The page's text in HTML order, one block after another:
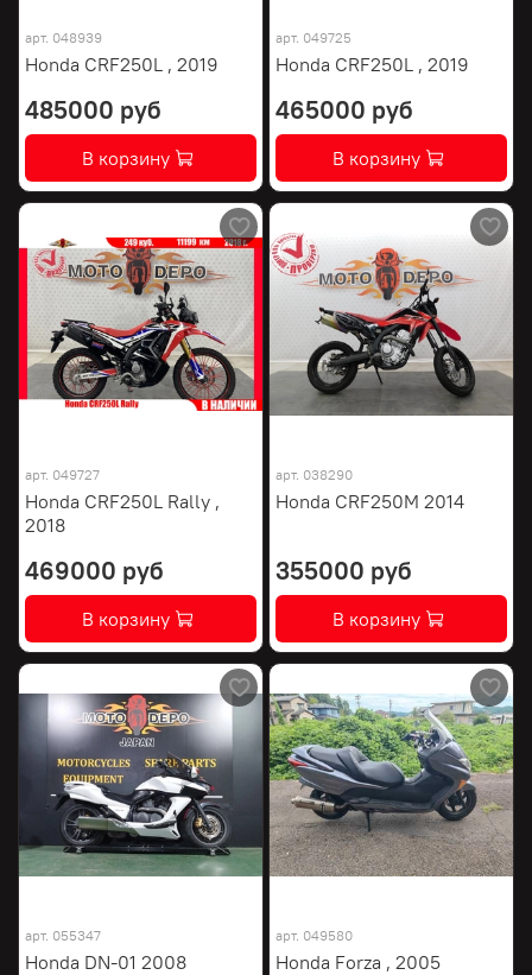
арт. 048939
Honda CRF250L , 2019
485000 руб
В корзину
арт. 049725
Honda CRF250L , 2019
465000 руб
В корзину
арт. 049727
Honda CRF250L Rally ,
2018
469000 руб
В корзину
арт. 038290
Honda CRF250M 2014
355000 руб
В корзину
арт. 055347
Honda DN-01 2008
арт. 049580
Honda Forza , 2005